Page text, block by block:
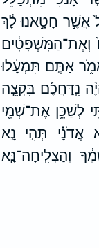
אֲשֶׁ֣ר חָטָ֣אנוּ לָ֔ךְ
וְאֶת־הַמִּשְׁפָּטִ֔ים
אַתֶּ֣ם תִּמְעָ֔לוּ
נִֽדַּחֲכֶ֜ם בִּקְצֵ֤ה
לְשַׁכֵּ֥ן אֶת־שְׁמִ֖י
אֲדֹנָ֗י תְּהִ֣י נָ֣א
וְהַצְלִֽיחָה־נָּ֤א